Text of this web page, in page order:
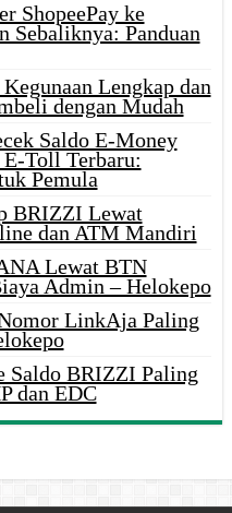
ShopeePay ke
Sebaliknya: Panduan
Lengkap dan
dengan Mudah
Saldo E-Money
Toll Terbaru:
Pemula
BRIZZI Lewat
dan ATM Mandiri
Lewat BTN
Admin – Helokepo
LinkAja Paling
Saldo BRIZZI Paling
dan EDC